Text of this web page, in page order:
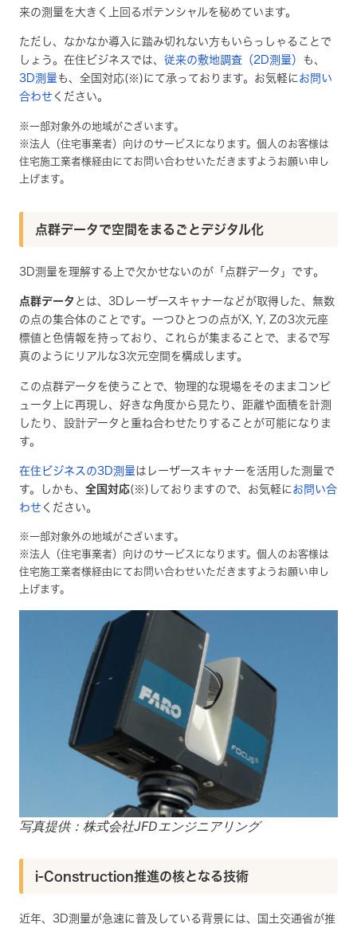
来の測量を大きく上回るポテンシャルを秘めています。
ただし、なかなか導入に踏み切れない方もいらっしゃることで
しょう。在住ビジネスでは、従来の敷地調査（2D測量）
も、
3D測量も、全国対応(※)にて承っております。お気軽にお問い
合わせ ください。
※一部対象外の地域がございます。
※法人（住宅事業者）向けのサービスになります。個人のお客様は
住宅施工業者様経由にてお問い合わせいただきますようお願い申し
上げます。
点群データで空間をまるごとデジタル化
3D測量を理解する上で欠かせないのが「点群データ」です。
点群データ とは、3Dレーザースキャナーなどが取得した、無数
の点の集合体のことです。一つひとつの点がX, Y, Zの3次元座
標値と色情報を持っており、これらが集まることで、まるで写
真のようにリアルな3次元空間を構成します。
この点群データを使うことで、物理的な現場をそのままコンピ
ュータ上に再現し、好きな角度から見たり、距離や面積を計測
したり、設計データと重ね合わせたりすることが可能になりま
す。
在住ビジネスの3D測量はレーザースキャナーを活用した測量で
す。しかも、全国対応(※)しておりますので、お気軽にお問い合
わせ ください。
※一部対象外の地域がございます。
※法人（住宅事業者）向けのサービスになります。個人のお客様は
住宅施工業者様経由にてお問い合わせいただきますようお願い申し
上げます。
写真提供：株式会社JFDエンジニアリング
i-Construction推進の核となる技術
近年、3D測量が急速に普及している背景には、国土交通省が推